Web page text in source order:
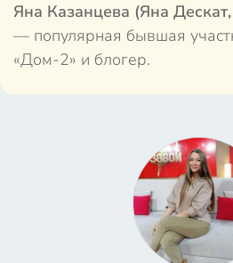
Яна Казанцева (Яна
— популярная бывшая
«Дом-2» и блогер.